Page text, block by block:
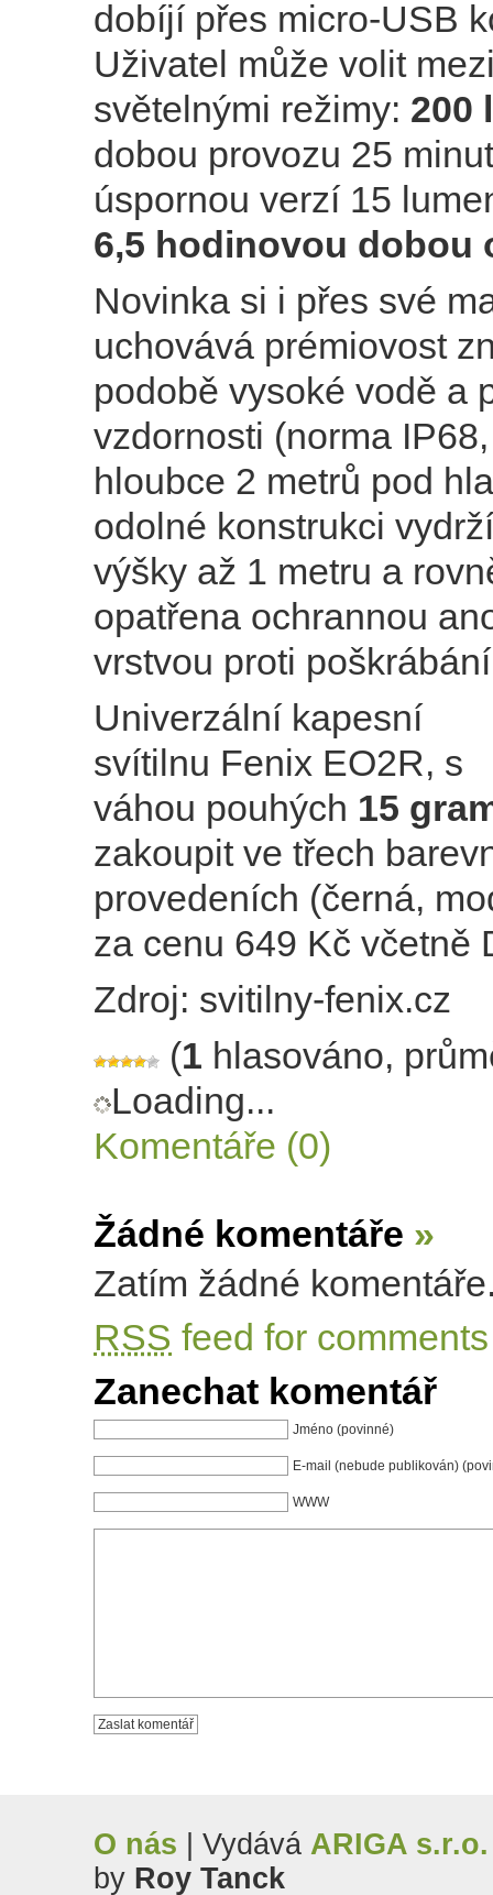
dobíjí přes micro-USB
Uživatel může volit
světelnými režimy: 200
dobou provozu 25
úspornou verzí 15
6,5 hodinovou dobou
Novinka si i přes své
uchovává prémiovost
podobě vysoké vodě a
vzdornosti (norma
hloubce 2 metrů pod
odolné konstrukci
výšky až 1 metru a
opatřena ochrannou
vrstvou proti
Univerzální kapesní
svítilnu Fenix EO2R, s
váhou pouhých 15
zakoupit ve třech
provedeních (černá,
za cenu 649 Kč včetně
Zdroj: svitilny-fenix.cz
(1 hlasováno,
Loading...
Komentáře (0)
Žádné komentáře »
Zatím žádné
RSS feed for
Zanechat komentář
Jméno (povinné)
E-mail (nebude publikován)
WWW
O nás | Vydává ARIGA s.r.o.
by Roy Tanck